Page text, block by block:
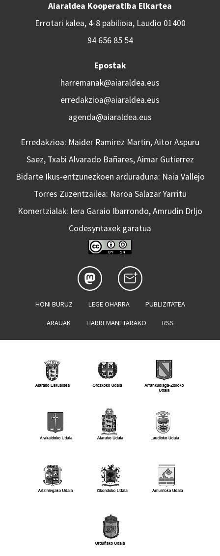
Aiaraldea Kooperatiba Elkartea
Errotari kalea, 4-8 pabilioia, Laudio 01400
94 656 85 54
Epostak
harremanak@aiaraldea.eus
erredakzioa@aiaraldea.eus
agenda@aiaraldea.eus
Erredakzioa: Maider Ramirez Martin, Aitor Aspuru
Saez, Txabi Alvarado Bañares, Aimar Gutierrez
Bidarte Ikus-entzunezkoen arduraduna: Naia Vallejo
Torres Zuzentzailea: Naroa Salazar Yarritu
Komertzialak: Iera Garaio Ibarrondo, Amrudin Drljo
Codesyntaxek garatua
HONI BURUZ LEGE OHARRA PUBLIZITATEA
ARAUAK HARREMANETARAKO RSS